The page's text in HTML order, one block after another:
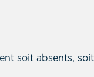
soit absents,